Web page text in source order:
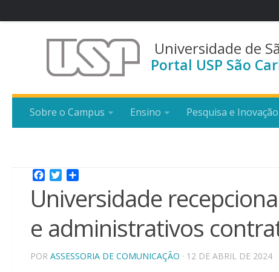
Universidade de
Portal USP São
Sobre o Campus Ensino Pesquisa e Inovação
Facebook
Twitter
Universidade
e administrativos
POR ASSESSORIA DE COMUNICAÇÃO · 12 DE ABRIL DE 2024